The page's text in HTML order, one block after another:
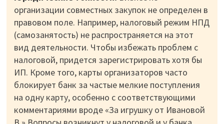
организации совместных закупок не определен в
правовом поле. Например, налоговый режим НПД
(самозанятость) не распространяется на этот
вид деятельности. Чтобы избежать проблем с
налоговой, придется зарегистрировать хотя бы
ИП. Кроме того, карты организаторов часто
блокирует банк за частые мелкие поступления
на одну карту, особенно с соответствующими
комментариями вроде «За игрушку от Ивановой